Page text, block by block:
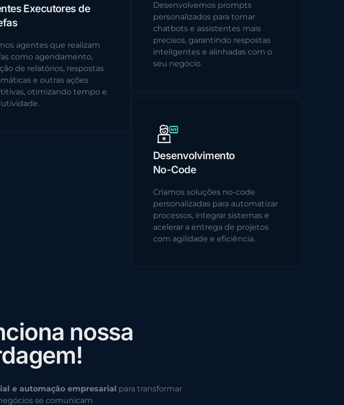
Executores de
agentes que realizam
como agendamento,
de relatórios, respostas
e outras ações
otimizando tempo e
Desenvolvemos prompts
personalizados para tornar
chatbots e assistentes mais
precisos, garantindo respostas
inteligentes e alinhadas com o
seu negócio.
Desenvolvimento
No-Code
Criamos soluções no-code
personalizadas para automatizar
processos, integrar sistemas e
acelerar a entrega de projetos
com agilidade e eficiência.
ciona nossa
dagem!
e automação empresarial para transformar
se comunicam